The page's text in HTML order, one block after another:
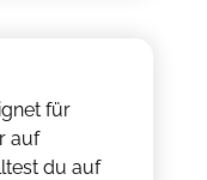
für
auf
du auf